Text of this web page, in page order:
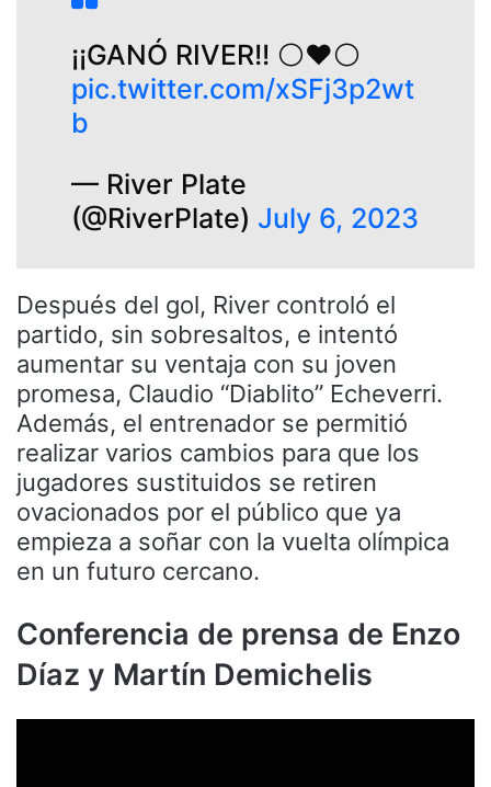
¡¡GANÓ RIVER!! ⚪️❤️⚪️
pic.twitter.com/xSFj3p2wt
b
— River Plate
(@RiverPlate) July 6, 2023
Después del gol, River controló el
partido, sin sobresaltos, e intentó
aumentar su ventaja con su joven
promesa, Claudio “Diablito” Echeverri.
Además, el entrenador se permitió
realizar varios cambios para que los
jugadores sustituidos se retiren
ovacionados por el público que ya
empieza a soñar con la vuelta olímpica
en un futuro cercano.
Conferencia de prensa de Enzo
Díaz y Martín Demichelis